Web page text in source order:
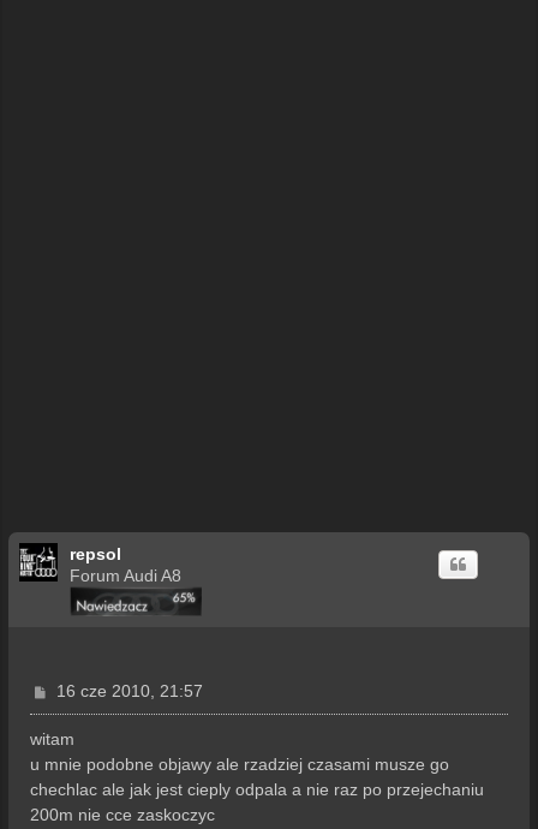
repsol
Forum Audi A8
P
o
s
16 cze 2010, 21:57
witam
u mnie podobne objawy ale rzadziej czasami musze go
chechlac ale jak jest cieply odpala a nie raz po przejechaniu
200m nie cce zaskoczyc